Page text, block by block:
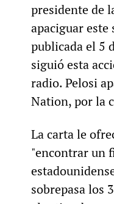
presidente de
apaciguar
publicada el 5
siguió esta
radio. Pelosi
Nation, por la
La carta le
"encontrar un
sobrepasa los